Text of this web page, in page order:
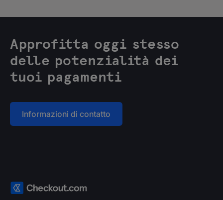
Approfitta oggi stesso
delle potenzialità dei
tuoi pagamenti
Informazioni di contatto